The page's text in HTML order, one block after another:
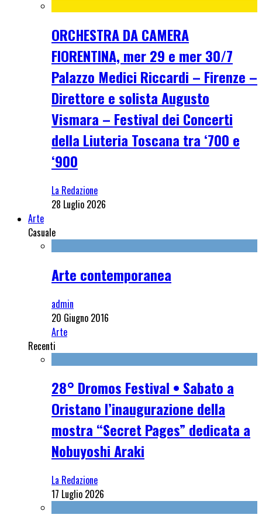
ORCHESTRA DA CAMERA
FIORENTINA, mer 29 e mer 30/7
Palazzo Medici Riccardi – Firenze –
Direttore e solista Augusto
Vismara – Festival dei Concerti
della Liuteria Toscana tra ‘700 e
‘900
La Redazione
28 Luglio 2026
Arte
Casuale
Arte contemporanea
admin
20 Giugno 2016
Arte
Recenti
28° Dromos Festival • Sabato a
Oristano l’inaugurazione della
mostra “Secret Pages” dedicata a
Nobuyoshi Araki
La Redazione
17 Luglio 2026